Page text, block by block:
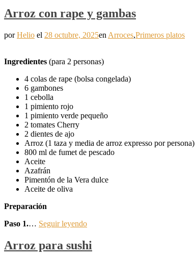
Arroz con rape y gambas
porHelio el 28 octubre, 2025en Arroces,Primeros platos
Ingredientes (para 2 personas)
4 colas de rape (bolsa congelada)
6 gambones
1 cebolla
1 pimiento rojo
1 pimiento verde pequeño
2 tomates Cherry
2 dientes de ajo
Arroz (1 taza y media de arroz expresso por persona)
800 ml de fumet de pescado
Aceite
Azafrán
Pimentón de la Vera dulce
Aceite de oliva
Preparación
Paso 1.… Seguir leyendo
Arroz para sushi